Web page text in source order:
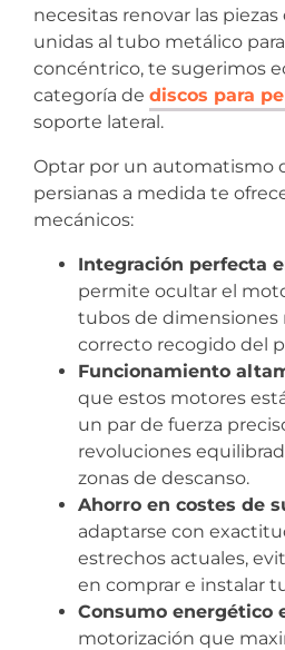
necesitas renovar las
unidas al tubo metálico
concéntrico, te sugerimos
categoría de discos para
soporte lateral.
Optar por un automatismo
persianas a medida te
mecánicos:
Integración perfecta
permite ocultar el
tubos de dimensiones
correcto recogido del
Funcionamiento
que estos motores
un par de fuerza
revoluciones
zonas de descanso.
Ahorro en costes de
adaptarse con
estrechos actuales,
en comprar e instalar
Consumo energético
motorización que